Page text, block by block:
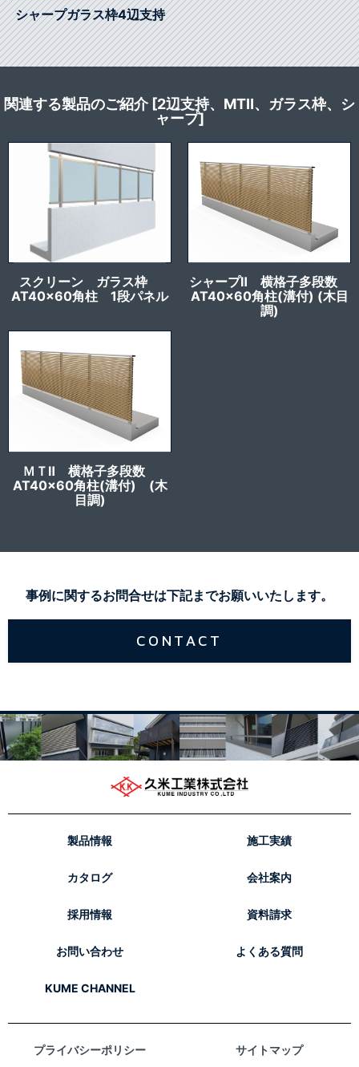
シャープガラス枠4辺支持
関連する製品のご紹介 [2辺支持、MTⅡ、ガラス枠、シ
ャープ]
スクリーン ガラス枠
AT40x60角柱 1段パネル
シャープⅡ 横格子多段数
AT40x60角柱(溝付) (木目
調)
ＭＴⅡ 横格子多段数
AT40x60角柱(溝付) (木
目調)
事例に関するお問合せは下記までお願いいたします。
CONTACT
製品情報 施工実績
カタログ 会社案内
採用情報 資料請求
お問い合わせ よくある質問
KUME CHANNEL
プライバシーポリシー サイトマップ